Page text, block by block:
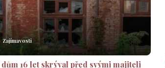
Zajímavosti
16 let skrýval před svými majiteli